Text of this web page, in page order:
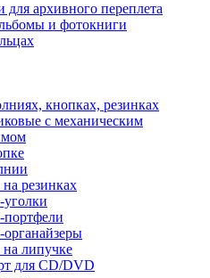
для архивного переплета
и фотокниги
кнопках, резинках
с механическим
резинках
липучке
для CD/DVD